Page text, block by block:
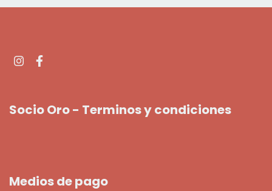
Socio Oro - Terminos y condiciones
Medios de pago